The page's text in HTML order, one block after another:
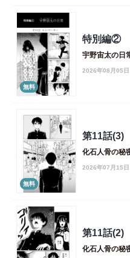
無料
特別編②
宇野宙太の日
2026年08月05日
無料
第11話(3)
化石人骨の秘
2026年07月15日
第11話(2)
化石人骨の秘